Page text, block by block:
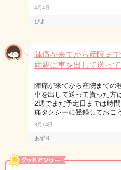
4月4日
ぴよ
陣痛が来てから産院ま
両親に車を出して送っ
陣痛が来てから産院までの
車を出して送って貰った方
2週でまだ予定日までは時
痛タクシーに登録しておこ
3月14日
あずり